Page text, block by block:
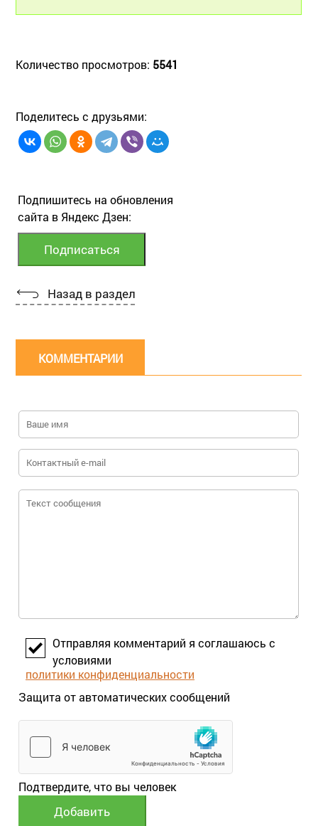
Количество просмотров: 5541
Поделитесь с друзьями:
Подпишитесь на обновления
сайта в Яндекс Дзен:
Назад в раздел
КОММЕНТАРИИ
Отправляя комментарий я соглашаюсь с
условиями
политики конфиденциальности
Защита от автоматических сообщений
Подтвердите, что вы человек